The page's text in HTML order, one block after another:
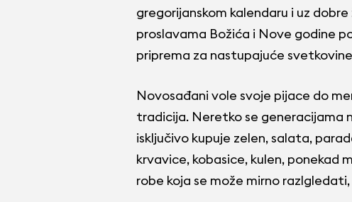
gregorijanskom kalendaru i uz
proslavama Božića i Nove godine
priprema za nastupajuće
Novosađani vole svoje pijace do
tradicija. Neretko se generacijama
isključivo kupuje zelen, salata,
krvavice, kobasice, kulen, ponekad
robe koja se može mirno